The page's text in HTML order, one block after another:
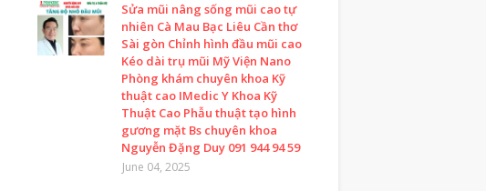
Sửa mũi nâng sống mũi cao tự
nhiên Cà Mau Bạc Liêu Cần thơ
Sài gòn Chỉnh hình đầu mũi cao
Kéo dài trụ mũi Mỹ Viện Nano
Phòng khám chuyên khoa Kỹ
thuật cao IMedic Y Khoa Kỹ
Thuật Cao Phẫu thuật tạo hình
gương mặt Bs chuyên khoa
Nguyễn Đặng Duy 091 944 94 59
June 04, 2025